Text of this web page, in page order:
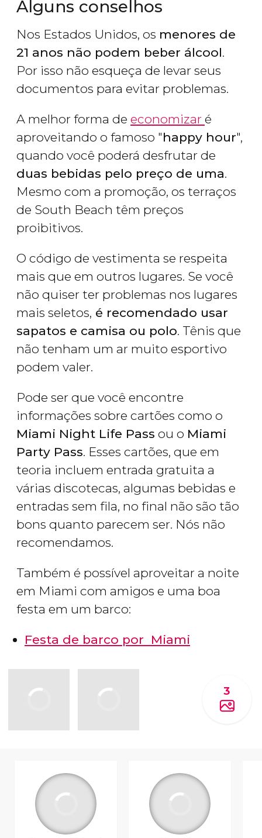
Alguns conselhos
Nos Estados Unidos, os menores de
21 anos não podem beber álcool.
Por isso não esqueça de levar seus
documentos para evitar problemas.
A melhor forma de economizar é
aproveitando o famoso "happy hour",
quando você poderá desfrutar de
duas bebidas pelo preço de uma.
Mesmo com a promoção, os terraços
de South Beach têm preços
proibitivos.
O código de vestimenta se respeita
mais que em outros lugares. Se você
não quiser ter problemas nos lugares
mais seletos, é recomendado usar
sapatos e camisa ou polo. Tênis que
não tenham um ar muito esportivo
podem valer.
Pode ser que você encontre
informações sobre cartões como o
Miami Night Life Pass ou o Miami
Party Pass. Esses cartões, que em
teoria incluem entrada gratuita a
várias discotecas, algumas bebidas e
entradas sem fila, no final não são tão
bons quanto parecem ser. Nós não
recomendamos.
Também é possível aproveitar a noite
em Miami com amigos e uma boa
festa em um barco:
Festa de barco por Miami
3